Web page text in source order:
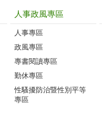
人事政風專區
人事專區
政風專區
專書閱讀專區
勤休專區
性騷擾防治暨性別平等
專區